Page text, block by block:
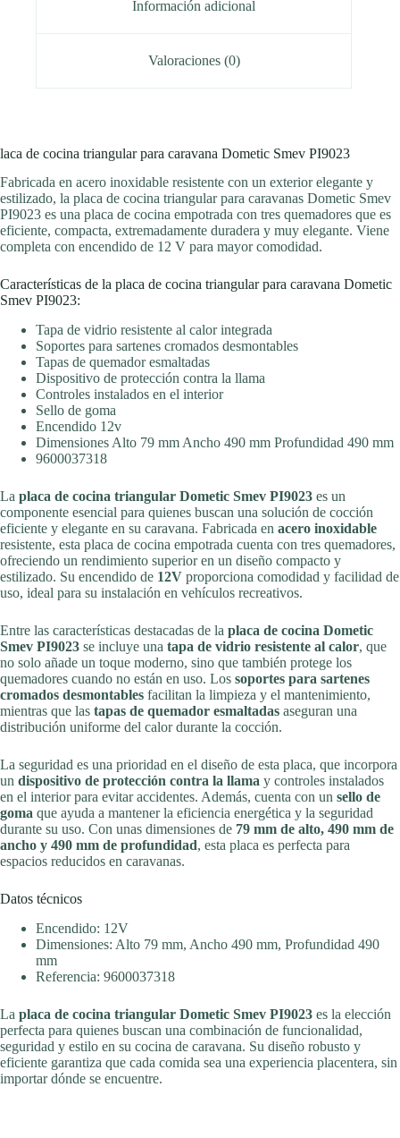
Información adicional
Valoraciones (0)
laca de cocina triangular para caravana Dometic Smev PI9023
Fabricada en acero inoxidable resistente con un exterior elegante y
estilizado, la placa de cocina triangular para caravanas Dometic Smev
PI9023 es una placa de cocina empotrada con tres quemadores que es
eficiente, compacta, extremadamente duradera y muy elegante. Viene
completa con encendido de 12 V para mayor comodidad.
Características de la placa de cocina triangular para caravana Dometic
Smev PI9023:
Tapa de vidrio resistente al calor integrada
Soportes para sartenes cromados desmontables
Tapas de quemador esmaltadas
Dispositivo de protección contra la llama
Controles instalados en el interior
Sello de goma
Encendido 12v
Dimensiones Alto 79 mm Ancho 490 mm Profundidad 490 mm
9600037318
La placa de cocina triangular Dometic Smev PI9023 es un
componente esencial para quienes buscan una solución de cocción
eficiente y elegante en su caravana. Fabricada en acero inoxidable
resistente, esta placa de cocina empotrada cuenta con tres quemadores,
ofreciendo un rendimiento superior en un diseño compacto y
estilizado. Su encendido de 12V proporciona comodidad y facilidad de
uso, ideal para su instalación en vehículos recreativos.
Entre las características destacadas de la placa de cocina Dometic
Smev PI9023 se incluye una tapa de vidrio resistente al calor, que
no solo añade un toque moderno, sino que también protege los
quemadores cuando no están en uso. Los soportes para sartenes
cromados desmontables facilitan la limpieza y el mantenimiento,
mientras que las tapas de quemador esmaltadas aseguran una
distribución uniforme del calor durante la cocción.
La seguridad es una prioridad en el diseño de esta placa, que incorpora
un dispositivo de protección contra la llama y controles instalados
en el interior para evitar accidentes. Además, cuenta con un sello de
goma que ayuda a mantener la eficiencia energética y la seguridad
durante su uso. Con unas dimensiones de 79 mm de alto, 490 mm de
ancho y 490 mm de profundidad, esta placa es perfecta para
espacios reducidos en caravanas.
Datos técnicos
Encendido: 12V
Dimensiones: Alto 79 mm, Ancho 490 mm, Profundidad 490
mm
Referencia: 9600037318
La placa de cocina triangular Dometic Smev PI9023 es la elección
perfecta para quienes buscan una combinación de funcionalidad,
seguridad y estilo en su cocina de caravana. Su diseño robusto y
eficiente garantiza que cada comida sea una experiencia placentera, sin
importar dónde se encuentre.